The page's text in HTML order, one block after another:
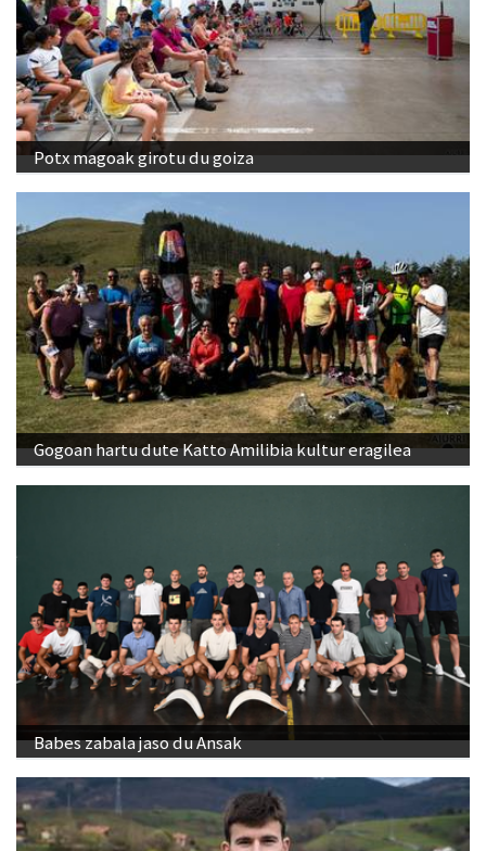
Potx magoak girotu du goiza
Gogoan hartu dute Katto Amilibia kultur eragilea
Babes zabala jaso du Ansak